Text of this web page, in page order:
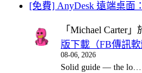
[免費] AnyDesk 遠端桌面
「 Michael Carter」
版下載（FB傳訊軟
08-06, 2026
Solid guide — the lo…